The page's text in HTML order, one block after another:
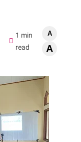
1 min
read
A
A